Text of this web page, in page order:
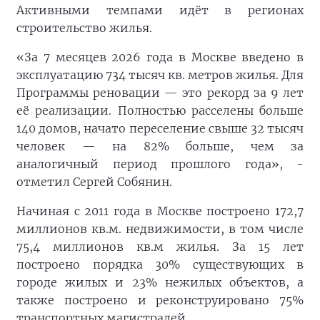
Активными темпами идёт в регионах
строительство жилья.
«За 7 месяцев 2026 года в Москве введено в
эксплуатацию 734 тысяч кв. метров жилья. Для
Программы реновации — это рекорд за 9 лет
её реализации. Полностью расселены больше
140 домов, начато переселение свыше 32 тысяч
человек — на 82% больше, чем за
аналогичный период прошлого года», -
отметил Сергей Собянин.
Начиная с 2011 года в Москве построено 172,7
миллионов кв.м. недвижимости, в том числе
75,4 миллионов кв.м жилья. За 15 лет
построено порядка 30% существующих в
городе жилых и 23% нежилых объектов, а
также построено и реконструировано 75%